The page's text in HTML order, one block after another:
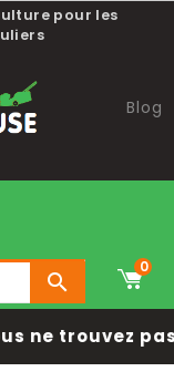
pour les
Blog

0
ne trouvez